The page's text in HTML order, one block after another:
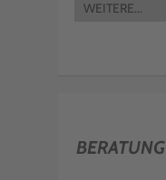
WEITERE...
BERATUNG